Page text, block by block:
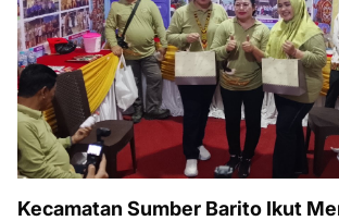
Kecamatan Sumber Barito Ikut